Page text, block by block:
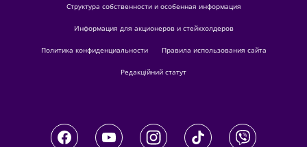
Структура собственности и особенная информация
Информация для акционеров и стейкхолдеров
Политика конфиденциальности Правила использования сайта
Редакційний статут